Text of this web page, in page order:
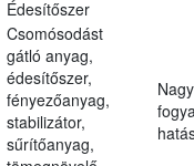
Édesítőszer
Csomósodást
gátló anyag,
édesítőszer,
fényezőanyag,
stabilizátor,
sűrítőanyag,